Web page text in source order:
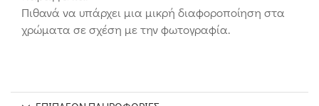
Πιθανά να υπάρχει μια μικρή διαφοροποίηση στα
χρώματα σε σχέση με την φωτογραφία.